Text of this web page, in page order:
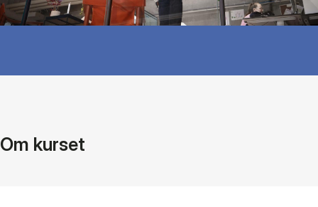
Om kurset